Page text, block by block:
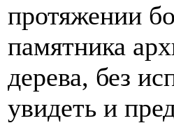
протяжении
памятника
дерева, без
увидеть и